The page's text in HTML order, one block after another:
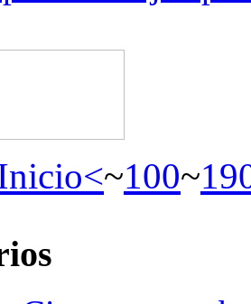
<~100~